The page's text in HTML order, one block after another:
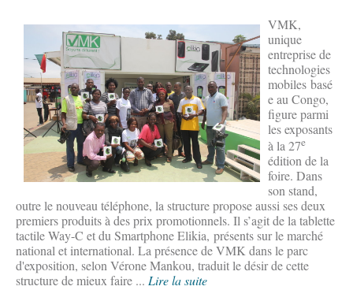
VMK,
unique
entreprise de
technologies
mobiles basé
e au Congo,
figure parmi
les exposants
à la 27e
édition de la
foire. Dans
son stand,
outre le nouveau téléphone, la structure propose aussi ses deux
premiers produits à des prix promotionnels. Il s’agit de la tablette
tactile Way-C et du Smartphone Elikia, présents sur le marché
national et international. La présence de VMK dans le parc
d'exposition, selon Vérone Mankou, traduit le désir de cette
structure de mieux faire ... Lire la suite